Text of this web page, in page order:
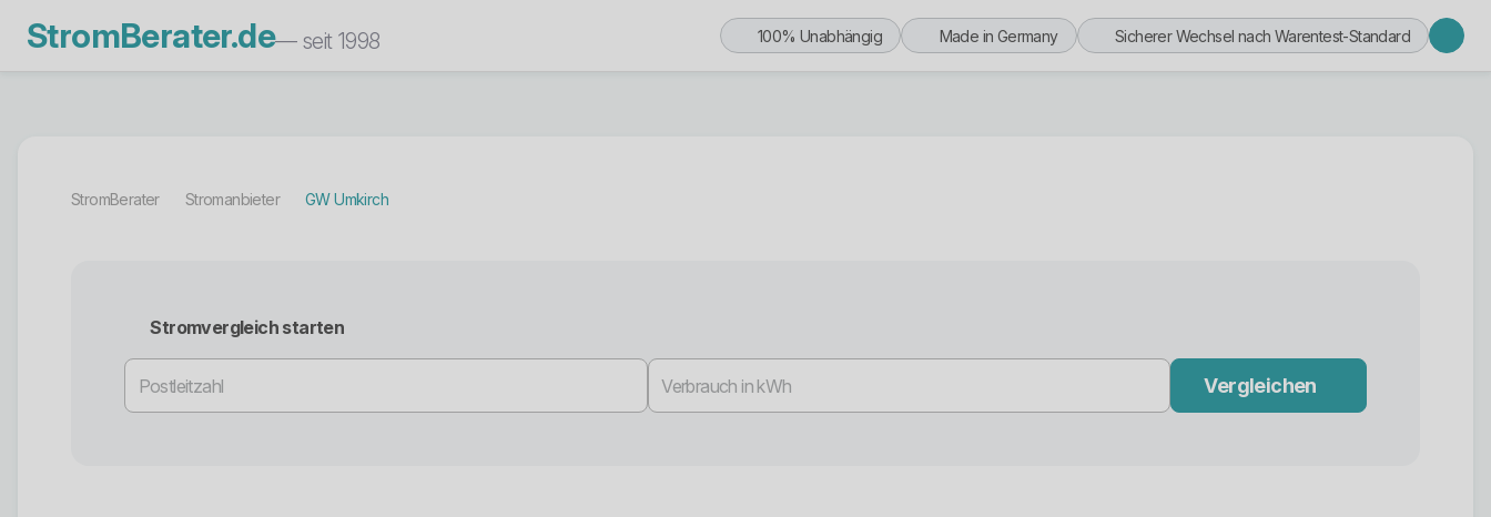
StromBerater.de— seit 1998 100% Unabhängig Made in Germany Sicherer Wechsel nach Warentest-Standard
StromBerater Stromanbieter GW Umkirch
Stromvergleich starten
Vergleichen